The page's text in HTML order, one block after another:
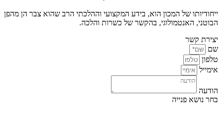
ייחודיותו של המכון הוא, בידע המקצועי וההלכתי הרב שהוא צבר הן מהפן
הבוטני, האנטמולוגי, בהקשר של כשרות והלכה.
יצירת קשר
שם
טלפון
אימייל
הודעה
בחר נושא פנייה